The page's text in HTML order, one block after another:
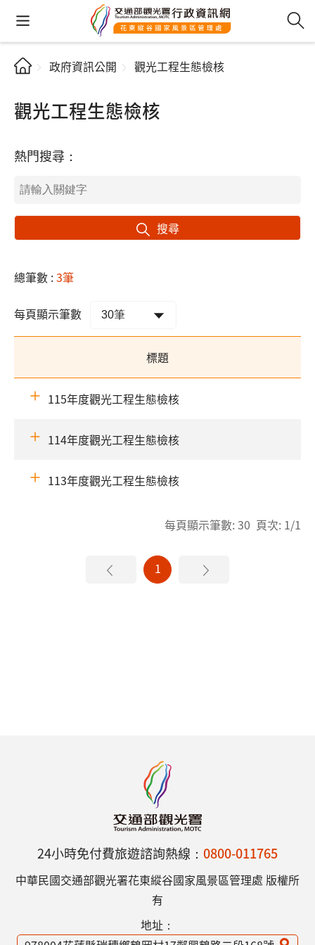
政府資訊公開 觀光工程生態檢核
觀光工程生態檢核
熱門搜尋：
搜尋
總筆數 :3筆
每頁顯示筆數
標題
115年度觀光工程生態檢核
114年度觀光工程生態檢核
113年度觀光工程生態檢核
每頁顯示筆數: 30 頁次: 1/1
1
24小時免付費旅遊諮詢熱線： 0800-011765
中華民國交通部觀光署花東縱谷國家風景區管理處 版權所
有
地址：